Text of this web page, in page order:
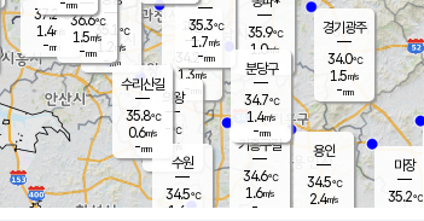
과천
34.2℃
1.3m/s
- mm
용인
34.5℃
2.4m/s
경기광주
34.0℃
1.5m/s
-mm
마장
35.2℃
의왕
- ℃
m/s
mm
35.1
℃
1.2 m/s
-mm
37.2℃
1.4m/s
-mm
36.6℃
1.5m/s
-mm
35.9℃
1.0m/s
-mm
35.3℃
1.7m/s
-mm
기흥구갈
34.6℃
1.6m/s
-
수리산길
35.8℃
0.6m/s
-mm
분당구
34.7℃
1.4m/s
-mm
mm
수원
34.5℃
1.6 m/s